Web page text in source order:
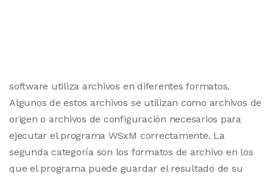
software utiliza archivos en diferentes formatos.
Algunos de estos archivos se utilizan como archivos de
origen o archivos de configuración necesarios para
ejecutar el programa WSxM correctamente. La
segunda categoría son los formatos de archivo en los
que el programa puede guardar el resultado de su